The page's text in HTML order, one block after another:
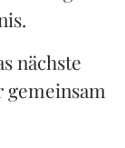
nächste